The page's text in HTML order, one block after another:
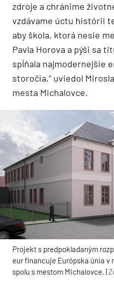
zdroje a chránime
vzdávame úctu histórii
aby škola, ktorá nesie
Pavla Horova a pýši sa
spĺňala najmodernejšie
storočia,“ uviedol
mesta Michalovce.
Projekt s predpokladaným
eur financuje Európska únia v
spolu s mestom Michalovce. |